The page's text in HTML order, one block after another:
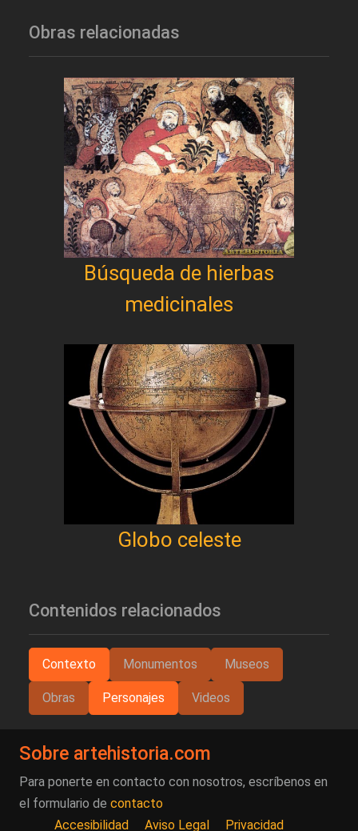
Obras relacionadas
Búsqueda de hierbas
medicinales
Globo celeste
Contenidos relacionados
Contexto Monumentos Museos
Obras Personajes Videos
Sobre artehistoria.com
Para ponerte en contacto con nosotros, escríbenos en
el formulario de contacto
Accesibilidad
Aviso Legal Privacidad